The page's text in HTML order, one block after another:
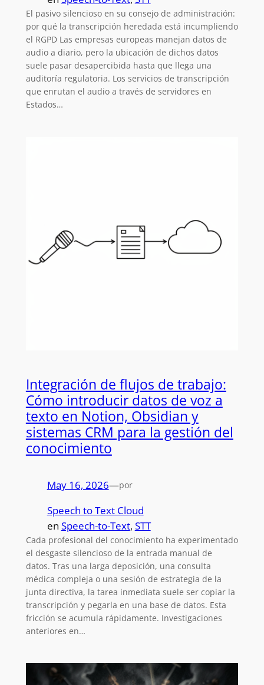
El pasivo silencioso en su consejo de administración:
por qué la transcripción heredada está incumpliendo
el RGPD Las empresas europeas manejan datos de
audio a diario, pero la ubicación de dichos datos
suele pasar desapercibida hasta que llega una
auditoría regulatoria. Los servicios de transcripción
que enrutan el audio a través de servidores en
Estados…
Integración de flujos de trabajo:
Cómo introducir datos de voz a
texto en Notion, Obsidian y
sistemas CRM para la gestión del
conocimiento
May 16, 2026—por
Speech to Text Cloud
en Speech-to-Text, STT
Cada profesional del conocimiento ha experimentado
el desgaste silencioso de la entrada manual de
datos. Tras una larga deposición, una consulta
médica compleja o una sesión de estrategia de la
junta directiva, la tarea inmediata suele ser copiar la
transcripción y pegarla en una base de datos. Esta
fricción se acumula rápidamente. Investigaciones
anteriores en…